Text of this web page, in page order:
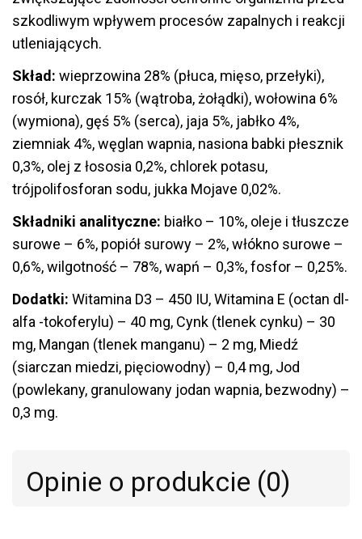
szkodliwym wpływem procesów zapalnych i reakcji
utleniających.
Skład: wieprzowina 28% (płuca, mięso, przełyki),
rosół, kurczak 15% (wątroba, żołądki), wołowina 6%
(wymiona), gęś 5% (serca), jaja 5%, jabłko 4%,
ziemniak 4%, węglan wapnia, nasiona babki płesznik
0,3%, olej z łososia 0,2%, chlorek potasu,
trójpolifosforan sodu, jukka Mojave 0,02%.
Składniki analityczne: białko – 10%, oleje i tłuszcze
surowe – 6%, popiół surowy – 2%, włókno surowe –
0,6%, wilgotność – 78%, wapń – 0,3%, fosfor – 0,25%.
Dodatki: Witamina D3 – 450 IU, Witamina E (octan dl-
alfa -tokoferylu) – 40 mg, Cynk (tlenek cynku) – 30
mg, Mangan (tlenek manganu) – 2 mg, Miedź
(siarczan miedzi, pięciowodny) – 0,4 mg, Jod
(powlekany, granulowany jodan wapnia, bezwodny) –
0,3 mg.
Opinie o produkcie (0)